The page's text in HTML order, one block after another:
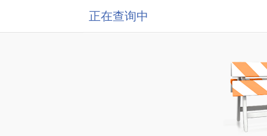
正在查询中